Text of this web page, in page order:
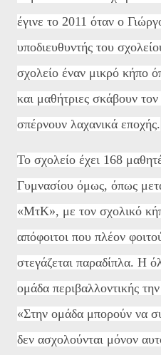
έγινε το 2011 όταν ο
υποδιευθυντής του
σχολείο έναν μικρό κήπο
και μαθήτριες σκάβουν
σπέρνουν λαχανικά εποχής.
Το σχολείο έχει 168
Γυμνασίου όμως, όπως
«ΜτΚ», με τον σχολικό
απόφοιτοι που πλέον
στεγάζεται παραδίπλα. Η
ομάδα περιβαλλοντικής την
«Στην ομάδα μπορούν να
δεν ασχολούνται μόνον